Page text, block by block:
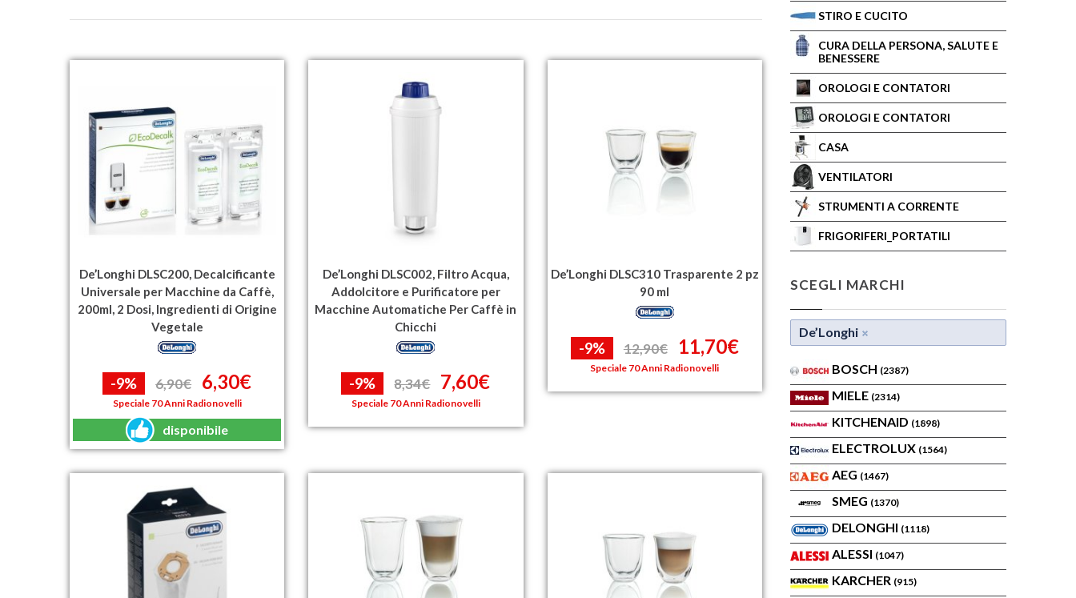
STIRO E CUCITO
CURA DELLA PERSONA, SALUTE E
BENESSERE
OROLOGI E CONTATORI
OROLOGI E CONTATORI
CASA
VENTILATORI
STRUMENTI A CORRENTE
FRIGORIFERI_PORTATILI
SCEGLI MARCHI
De’Longhi
BOSCH (2387)
MIELE (2314)
KITCHENAID (1898)
ELECTROLUX (1564)
AEG (1467)
SMEG (1370)
DELONGHI (1118)
ALESSI (1047)
KARCHER (915)
De’Longhi DLSC200, Decalcificante
Universale per Macchine da Caffè,
200ml, 2 Dosi, Ingredienti di Origine
Vegetale
-9% 6,90€ 6,30€
Speciale 70 Anni Radionovelli
disponibile
De’Longhi DLSC002, Filtro Acqua,
Addolcitore e Purificatore per
Macchine Automatiche Per Caffè in
Chicchi
-9% 8,34€ 7,60€
Speciale 70 Anni Radionovelli
De’Longhi DLSC310 Trasparente 2 pz
90 ml
-9% 12,90€ 11,70€
Speciale 70 Anni Radionovelli